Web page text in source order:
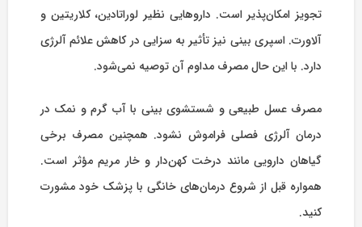
تجویز امکان‌پذیر است. داروهایی نظیر لوراتادین، کلاریتین و
آلاورت. اسپری بینی نیز تأثیر به سزایی در کاهش علائم آلرژی
دارد. با این حال مصرف مداوم آن توصیه نمی‌شود.
مصرف عسل طبیعی و شستشوی بینی با آب گرم و نمک در
درمان آلرژی فصلی فراموش نشود. همچنین مصرف برخی
گیاهان دارویی مانند درخت کهن‌دار و خار مریم مؤثر است.
همواره قبل از شروع درمان‌های خانگی با پزشک خود مشورت
کنید.